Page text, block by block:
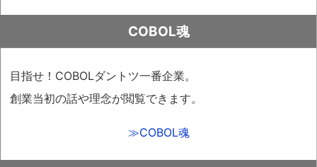
COBOL魂
目指せ！COBOLダントツ一番企業。
創業当初の話や理念が閲覧できます。
≫COBOL魂